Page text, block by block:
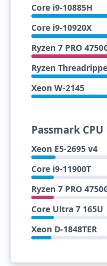
Core i9-10885H
Core i9-10920X
Ryzen 7 PRO
Xeon W-2145
Passmark CPU
Xeon E5-2695 v4
Core i9-11900T
Ryzen 7 PRO
Core Ultra 7 165U
Xeon D-1848TER